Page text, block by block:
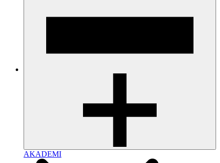
AKADEMI